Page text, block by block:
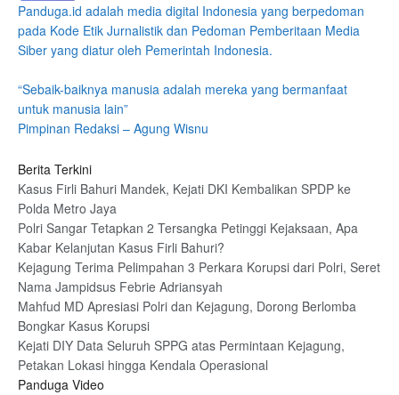
Panduga.id adalah media digital Indonesia yang berpedoman
pada Kode Etik Jurnalistik dan Pedoman Pemberitaan Media
Siber yang diatur oleh Pemerintah Indonesia.
“Sebaik-baiknya manusia adalah mereka yang bermanfaat
untuk manusia lain”
Pimpinan Redaksi – Agung Wisnu
Berita Terkini
Kasus Firli Bahuri Mandek, Kejati DKI Kembalikan SPDP ke
Polda Metro Jaya
Polri Sangar Tetapkan 2 Tersangka Petinggi Kejaksaan, Apa
Kabar Kelanjutan Kasus Firli Bahuri?
Kejagung Terima Pelimpahan 3 Perkara Korupsi dari Polri, Seret
Nama Jampidsus Febrie Adriansyah
Mahfud MD Apresiasi Polri dan Kejagung, Dorong Berlomba
Bongkar Kasus Korupsi
Kejati DIY Data Seluruh SPPG atas Permintaan Kejagung,
Petakan Lokasi hingga Kendala Operasional
Panduga Video